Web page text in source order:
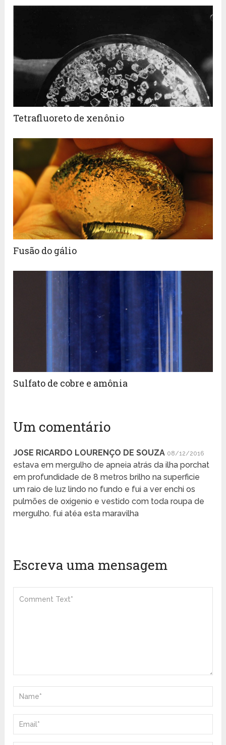
Tetrafluoreto de xenônio
Fusão do gálio
Sulfato de cobre e amônia
Um comentário
JOSE RICARDO LOURENÇO DE SOUZA 08/12/2016
estava em mergulho de apneia atrás da ilha porchat
em profundidade de 8 metros brilho na superficie
um raio de luz lindo no fundo e fui a ver enchi os
pulmões de oxigenio e vestido com toda roupa de
mergulho. fui atéa esta maravilha
Escreva uma mensagem